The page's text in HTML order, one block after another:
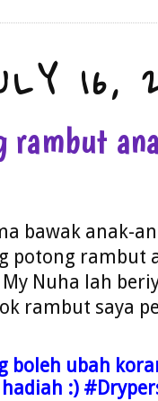
16,
rambut
bawak anak-
potong rambut
Nuha lah
rambut saya
boleh ubah
:)